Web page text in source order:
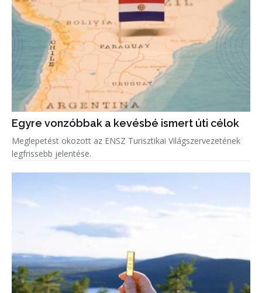
Egyre vonzóbbak a kevésbé ismert úti célok
Meglepetést okozott az ENSZ Turisztikai Világszervezetének
legfrissebb jelentése.